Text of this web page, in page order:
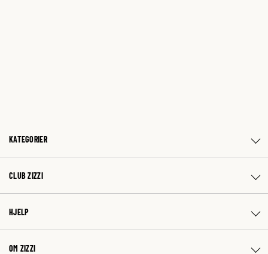
KATEGORIER
CLUB ZIZZI
HJELP
OM ZIZZI